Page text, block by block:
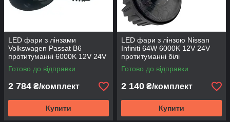
LED фари з лінзами
Volkswagen Passat B6
протитуманні 6000K 12V 24V
100W ближній
Готово до відправки
2 784 ₴/комплект
Купити
LED фари з лінзою Nissan
Infiniti 64W 6000K 12V 24V
протитуманні білі
Готово до відправки
2 140 ₴/комплект
Купити